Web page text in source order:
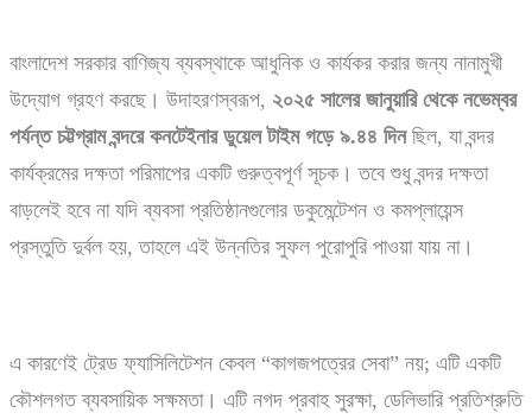
বাংলাদেশ সরকার বাণিজ্য ব্যবস্থাকে আধুনিক ও কার্যকর করার জন্য নানামুখী
উদ্যোগ গ্রহণ করছে। উদাহরণস্বরূপ, ২০২৫ সালের জানুয়ারি থেকে নভেম্বর
পর্যন্তচট্টগ্রামবন্দরে কনটেইনার ডুয়েলটাইম গড়ে ৯.৪৪ দিনছিল, যা বন্দর
কার্যক্রমের দক্ষতা পরিমাপের একটি গুরুত্বপূর্ণ সূচক। তবে শুধু বন্দর দক্ষতা
বাড়লেই হবে না যদি ব্যবসা প্রতিষ্ঠানগুলোর ডকুমেন্টেশন ও কমপ্লায়েন্স
প্রস্তুতি দুর্বল হয়, তাহলে এই উন্নতির সুফল পুরোপুরি পাওয়া যায় না।
এ কারণেই ট্রেড ফ্যাসিলিটেশন কেবল “কাগজপত্রের সেবা” নয়; এটি একটি
কৌশলগত ব্যবসায়িক সক্ষমতা। এটি নগদ প্রবাহ সুরক্ষা, ডেলিভারি প্রতিশ্রুতি